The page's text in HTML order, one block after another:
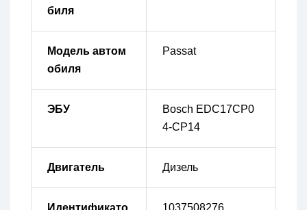
биля
Модель автом
обиля
Passat
ЭБУ
Bosch EDC17CP0
4-CP14
Двигатель Дизель